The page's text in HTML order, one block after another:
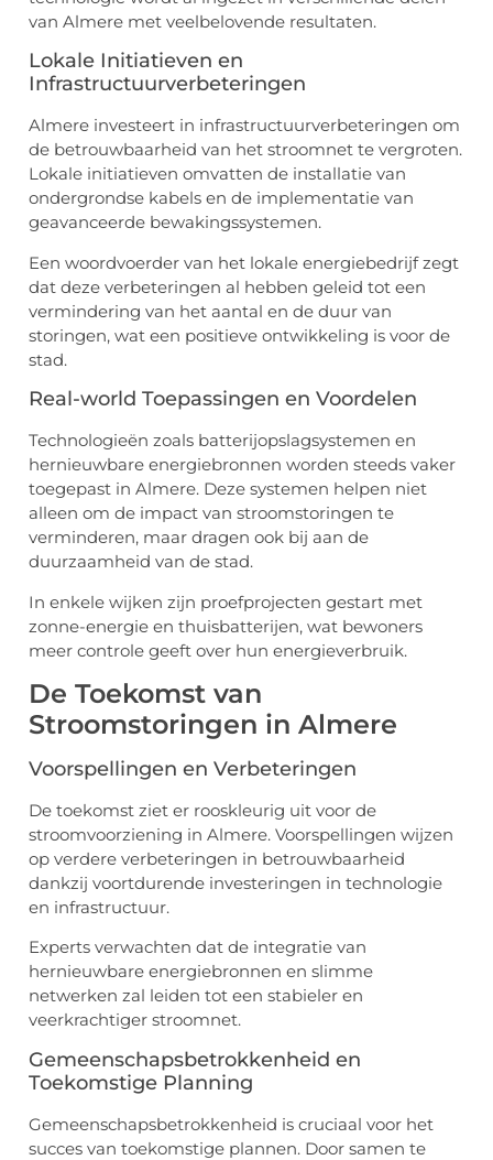
van Almere met veelbelovende resultaten.
Lokale Initiatieven en
Infrastructuurverbeteringen
Almere investeert in infrastructuurverbeteringen om
de betrouwbaarheid van het stroomnet te vergroten.
Lokale initiatieven omvatten de installatie van
ondergrondse kabels en de implementatie van
geavanceerde bewakingssystemen.
Een woordvoerder van het lokale energiebedrijf zegt
dat deze verbeteringen al hebben geleid tot een
vermindering van het aantal en de duur van
storingen, wat een positieve ontwikkeling is voor de
stad.
Real-world Toepassingen en Voordelen
Technologieën zoals batterijopslagsystemen en
hernieuwbare energiebronnen worden steeds vaker
toegepast in Almere. Deze systemen helpen niet
alleen om de impact van stroomstoringen te
verminderen, maar dragen ook bij aan de
duurzaamheid van de stad.
In enkele wijken zijn proefprojecten gestart met
zonne-energie en thuisbatterijen, wat bewoners
meer controle geeft over hun energieverbruik.
De Toekomst van
Stroomstoringen in Almere
Voorspellingen en Verbeteringen
De toekomst ziet er rooskleurig uit voor de
stroomvoorziening in Almere. Voorspellingen wijzen
op verdere verbeteringen in betrouwbaarheid
dankzij voortdurende investeringen in technologie
en infrastructuur.
Experts verwachten dat de integratie van
hernieuwbare energiebronnen en slimme
netwerken zal leiden tot een stabieler en
veerkrachtiger stroomnet.
Gemeenschapsbetrokkenheid en
Toekomstige Planning
Gemeenschapsbetrokkenheid is cruciaal voor het
succes van toekomstige plannen. Door samen te